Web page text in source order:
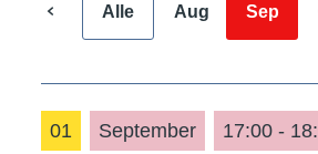
Alle Aug Sep
01 September 17:00 -